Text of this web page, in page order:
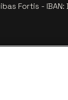
Fortis -